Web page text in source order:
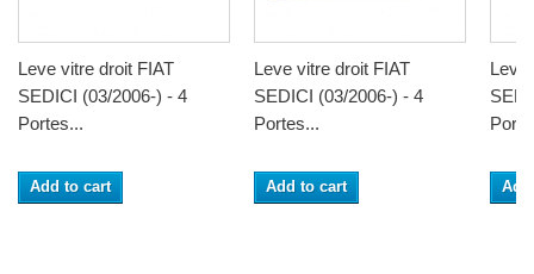
Leve vitre droit FIAT
SEDICI (03/2006-) - 4
Portes...
Add to cart
Leve vitre droit FIAT
SEDICI (03/2006-) - 4
Portes...
Add to cart
Leve